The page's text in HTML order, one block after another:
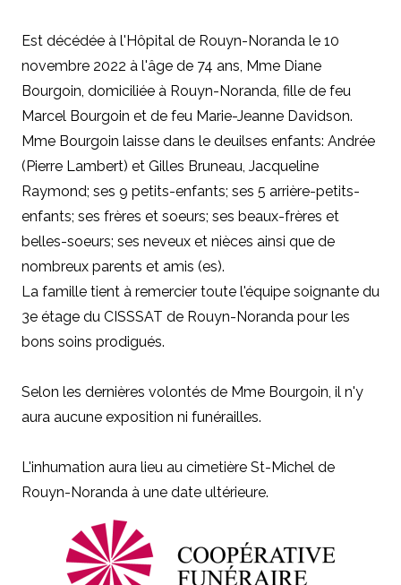
Est décédée à l'Hôpital de Rouyn-Noranda le 10
novembre 2022 à l'âge de 74 ans, Mme Diane
Bourgoin, domiciliée à Rouyn-Noranda, fille de feu
Marcel Bourgoin et de feu Marie-Jeanne Davidson.
Mme Bourgoin laisse dans le deuilses enfants: Andrée
(Pierre Lambert) et Gilles Bruneau, Jacqueline
Raymond; ses 9 petits-enfants; ses 5 arrière-petits-
enfants; ses frères et soeurs; ses beaux-frères et
belles-soeurs; ses neveux et nièces ainsi que de
nombreux parents et amis (es).
La famille tient à remercier toute l'équipe soignante du
3e étage du CISSSAT de Rouyn-Noranda pour les
bons soins prodigués.
Selon les dernières volontés de Mme Bourgoin, il n'y
aura aucune exposition ni funérailles.
L'inhumation aura lieu au cimetière St-Michel de
Rouyn-Noranda à une date ultérieure.